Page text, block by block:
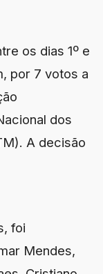
os dias 1º e
por 7 votos a
dos
A decisão
foi
Mendes,